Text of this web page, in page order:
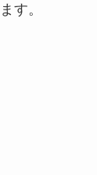
す。